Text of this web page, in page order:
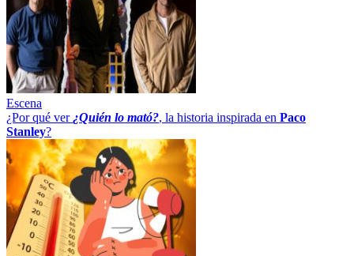
Escena
¿Por qué ver ¿Quién lo mató?, la historia inspirada en Paco
Stanley?